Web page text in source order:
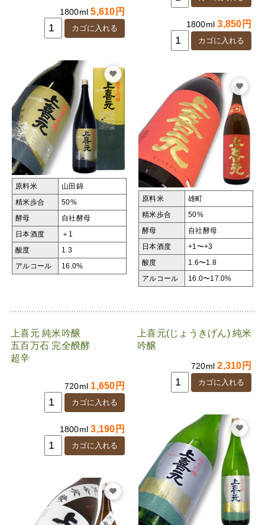
1800ml5,610円
原料米 山田錦
精米歩合 50%
酵母 自社酵母
日本酒度 ＋1
酸度 1.3
アルコール 16.0%
1800ml3,850円
原料米 雄町
精米歩合 50%
酵母 自社酵母
日本酒度 +1〜+3
酸度 1.6〜1.8
アルコール 16.0〜17.0%
上喜元 純米吟醸
五百万石 完全醗酵
超辛
720ml 1,650円
1800ml3,190円
上喜元(じょうきげん) 純米
吟醸
720ml2,310円